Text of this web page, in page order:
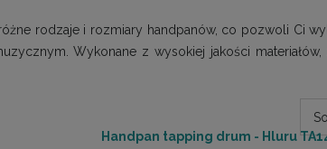
rodzaje i rozmiary handpanów, co pozwoli Ci
Wykonane z wysokiej jakości
Handpan tapping drum - Hluru